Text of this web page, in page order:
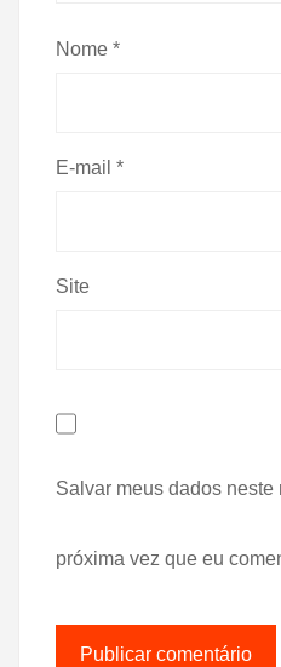
Nome *
E-mail *
Site
Salvar meus dados neste
próxima vez que eu